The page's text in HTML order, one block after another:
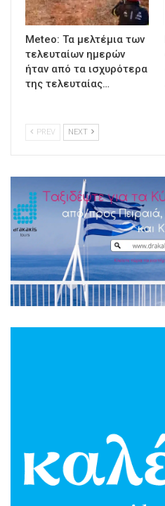
Meteo: Τα μελτέμια των
τελευταίων ημερών
ήταν από τα ισχυρότερα
της τελευταίας…
PREV NEXT